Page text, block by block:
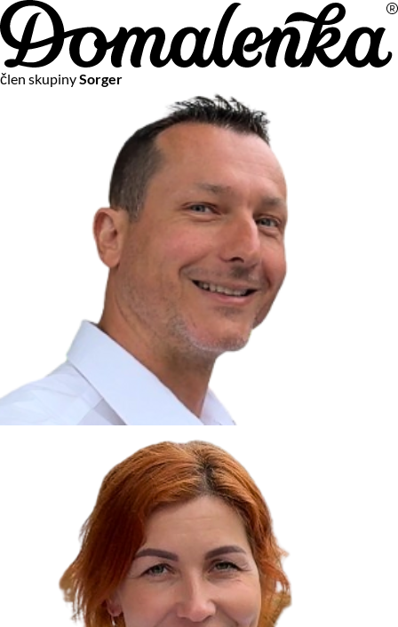
člen skupinySorger
Na vašom súkromí nám záleží
Chceme vám neustále poskytovať tie najlepšie služby.
Vzhľadom k platnej legislatíve od vás ale potrebujeme súhlas
s používaním súborov cookies.
Viac o personalizácii a meraní
Aby sme vedeli, čo sa deje na webových stránkach a aby sme
vám mohli prispôsobiť ponuky na mieru či reklamu,
používame cookies a taktiežslužby spoločnosti Google
Čo sú cookies?
Cookies sú malé textové súbory, ktoré môžu byť používané
webovými stránkami, aby zefektívnili používateľský zážitok.
Vďaka cookies vám môžeme ponúkať služby podľa toho, čo
naozaj hľadáte a chcete nájsť.
Kedykoľvek sa môžete slobodne rozhodnúť, ktoré typy
používania cookies chcete umožniť.
Zákon uvádza, že môžeme ukladať cookies na vašom
zariadení, pokiaľ sú nevyhnutne nutné pre prevádzku tejto
Cookies, ktoré používame
Technické a nevyhnutné cookies
Analytické a marketingové cookies
Reklamné úložisko
Reklamné používateľské dáta
Personalizácia reklám